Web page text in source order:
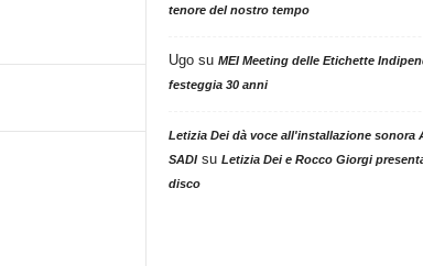
tenore del nostro tempo
Ugosu MEI Meeting delle Etichette
festeggia 30 anni
Letizia Dei dà voce all'installazione sonora
SADIsu Letizia Dei e Rocco Giorgi
disco